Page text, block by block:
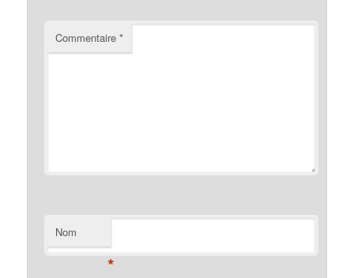
Commentaire*
Nom
*